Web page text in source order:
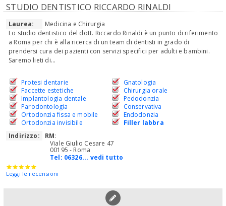
STUDIO DENTISTICO RICCARDO RINALDI
Laurea:
Medicina e Chirurgia
Lo studio dentistico del dott. Riccardo Rinaldi è un punto di riferimento
a Roma per chi è alla ricerca di un team di dentisti in grado di
prendersi cura dei pazienti con servizi specifici per adulti e bambini.
Saremo lieti di...
Protesi dentarie
Faccette estetiche
Implantologia dentale
Parodontologia
Ortodonzia fissa e mobile
Ortodonzia invisibile
Gnatologia
Chirurgia orale
Pedodonzia
Conservativa
Endodonzia
Filler labbra
Indirizzo:
RM:
Viale Giulio Cesare 47
00195 - Roma
Tel: 06326... vedi tutto
Leggi le recensioni